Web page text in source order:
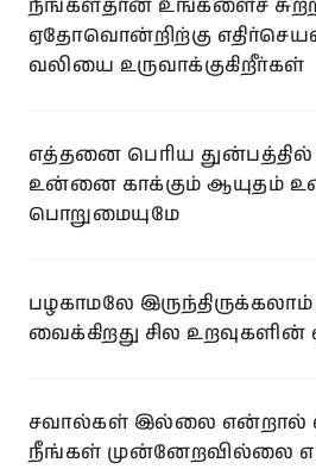
நீங்கள்தான் உங்களைச் சுற்றி
ஏதோவொன்றிற்கு
வலியை உருவாக்குகிறீர்கள்
எத்தனை பெரிய துன்பத்தில்
உன்னை காக்கும் ஆயுதம்
பொறுமையுமே
பழகாமலே
வைக்கிறது சில
சவால்கள் இல்லை என்றால்
நீங்கள் முன்னேறவில்லை